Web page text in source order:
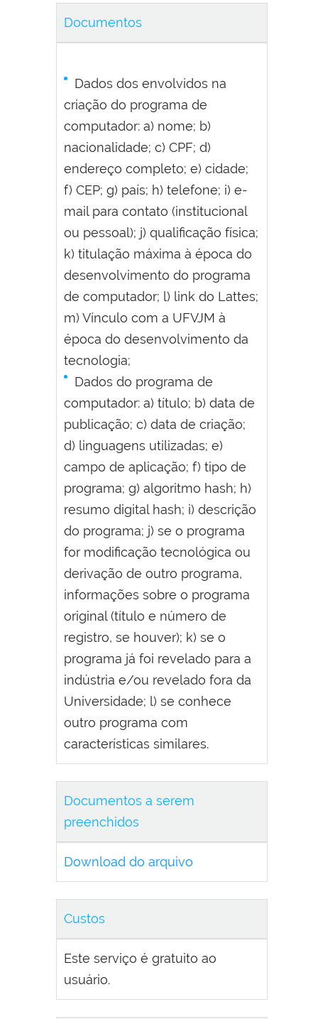
Documentos
Dados dos envolvidos na
criação do programa de
computador: a) nome; b)
nacionalidade; c) CPF; d)
endereço completo; e) cidade;
f) CEP; g) país; h) telefone; i) e-
mail para contato (institucional
ou pessoal); j) qualificação física;
k) titulação máxima à época do
desenvolvimento do programa
de computador; l) link do Lattes;
m) Vínculo com a UFVJM à
época do desenvolvimento da
tecnologia;
Dados do programa de
computador: a) título; b) data de
publicação; c) data de criação;
d) linguagens utilizadas; e)
campo de aplicação; f) tipo de
programa; g) algoritmo hash; h)
resumo digital hash; i) descrição
do programa; j) se o programa
for modificação tecnológica ou
derivação de outro programa,
informações sobre o programa
original (título e número de
registro, se houver); k) se o
programa já foi revelado para a
indústria e/ou revelado fora da
Universidade; l) se conhece
outro programa com
características similares.
Documentos a serem
preenchidos
Download do arquivo
Custos
Este serviço é gratuito ao
usuário.